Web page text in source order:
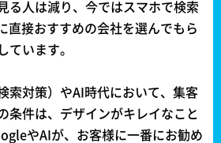
る人は減り、今ではスマホで検索
直接おすすめの会社を選んでもら
ています。
索対策）やAI時代において、集客
条件は、デザインがキレイなこと
やAIが、お客様に一番にお勧め